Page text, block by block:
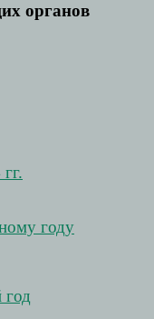
органов
году